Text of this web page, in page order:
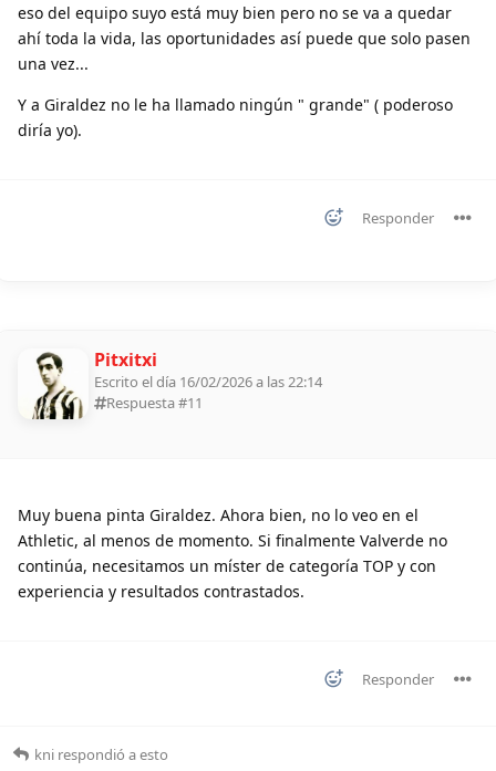
eso del equipo suyo está muy bien pero no se va a quedar
ahí toda la vida, las oportunidades así puede que solo pasen
una vez...
Y a Giraldez no le ha llamado ningún " grande" ( poderoso
diría yo).
Responder
Pitxitxi
Escrito el día 16/02/2026 a las 22:14
Respuesta #11
Muy buena pinta Giraldez. Ahora bien, no lo veo en el
Athletic, al menos de momento. Si finalmente Valverde no
continúa, necesitamos un míster de categoría TOP y con
experiencia y resultados contrastados.
Responder
kni respondió a esto